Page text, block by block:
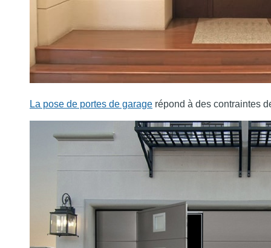
La pose de portes de garage répond à des contraintes